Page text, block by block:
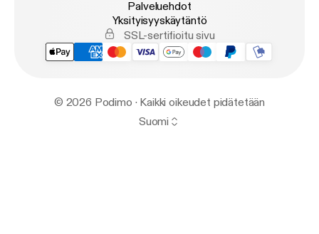
Palveluehdot
Yksityisyyskäytäntö
SSL-sertifioitu sivu
© 2026 Podimo · Kaikki oikeudet pidätetään
Suomi